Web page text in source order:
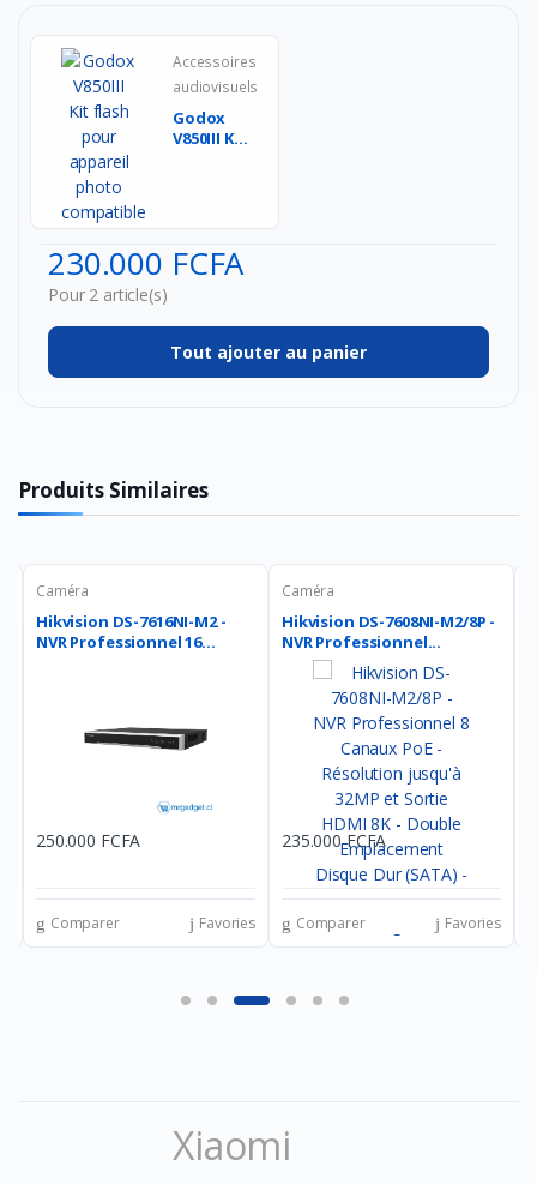
Accessoires
audiovisuels
Godox
V850III Kit
230.000 FCFA
Pour 2 article(s)
Tout ajouter au panier
Produits Similaires
Caméra
Hikvision DS-7616NI-M2 -
NVR Professionnel 16...
250.000 FCFA
Comparer Favories
Caméra
Hikvision DS-7608NI-M2/8P -
NVR Professionnel...
235.000 FCFA
Comparer Favories
Xiaomi